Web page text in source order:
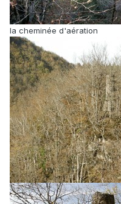
la cheminée d'aération